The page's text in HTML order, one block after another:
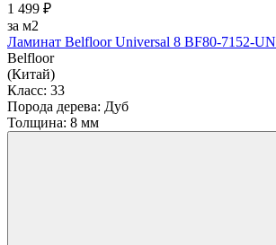
1 499 ₽
за м2
Ламинат Belfloor Universal 8 BF80-7152-UN
Belfloor
(Китай)
Класс: 33
Порода дерева: Дуб
Толщина: 8 мм